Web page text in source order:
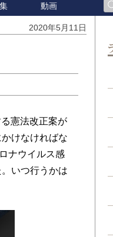
動画
2020年5月11日
憲法改正案が
けなければな
ナウイルス感
いつ行うかは